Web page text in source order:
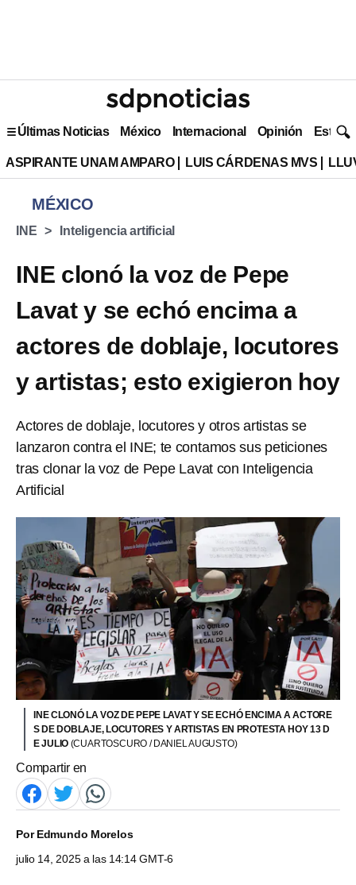
Últimas Noticias México Internacional Opinión Estilo
ASPIRANTE UNAM AMPARO LUIS CÁRDENAS MVS
MÉXICO
INE Inteligencia artificial
INE clonó la voz de Pepe
Lavat y se echó encima a
actores de doblaje, locutores
y artistas; esto exigieron hoy
Actores de doblaje, locutores y otros artistas se
lanzaron contra el INE; te contamos sus peticiones
tras clonar la voz de Pepe Lavat con Inteligencia
Artificial
INE CLONÓ LA VOZ DE PEPE LAVAT Y SE ECHÓ ENCIMA A ACTORE
S DE DOBLAJE, LOCUTORES Y ARTISTAS EN PROTESTA HOY 13 D
E JULIO (CUARTOSCURO / DANIEL AUGUSTO)
Compartir en
PorEdmundo Morelos
julio 14, 2025 a las 14:14 GMT-6